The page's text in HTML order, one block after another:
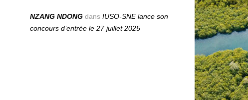
NZANG NDONG dansIUSO‑SNE lance son
concours d’entrée le 27 juillet 2025